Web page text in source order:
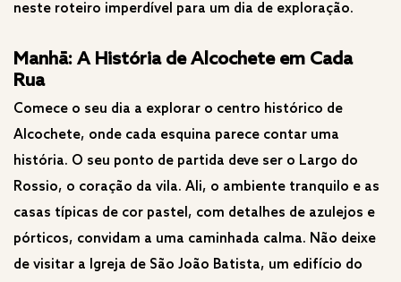
neste roteiro imperdível para um dia de exploração.
Manhã: A História de Alcochete em Cada
Rua
Comece o seu dia a explorar o centro histórico de
Alcochete, onde cada esquina parece contar uma
história. O seu ponto de partida deve ser o Largo do
Rossio, o coração da vila. Ali, o ambiente tranquilo e as
casas típicas de cor pastel, com detalhes de azulejos e
pórticos, convidam a uma caminhada calma. Não deixe
de visitar a Igreja de São João Batista, um edifício do